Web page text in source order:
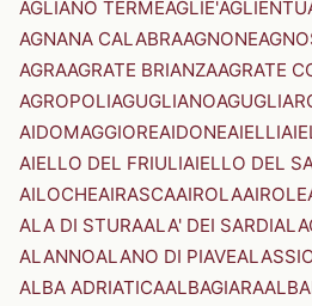
AGLIANO TERMEAGLIE'AGLIENTU
AGNANA CALABRAAGNONE
AGRAAGRATE BRIANZAAGRATE
AGROPOLIAGUGLIANO
AIDOMAGGIOREAIDONEAIELLI
AIELLO DEL FRIULIAIELLO DEL
AILOCHEAIRASCAAIROLAAIROLE
ALA DI STURAALA' DEI SARDI
ALANNOALANO DI PIAVE
ALBA ADRIATICAALBAGIARA